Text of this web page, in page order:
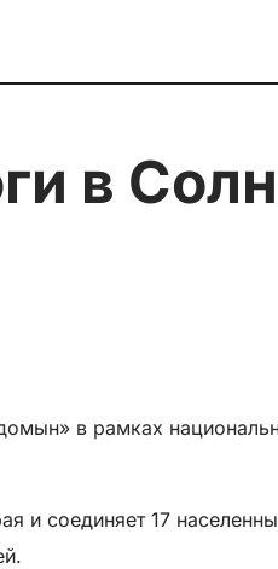
в рамках
и соединяет 17